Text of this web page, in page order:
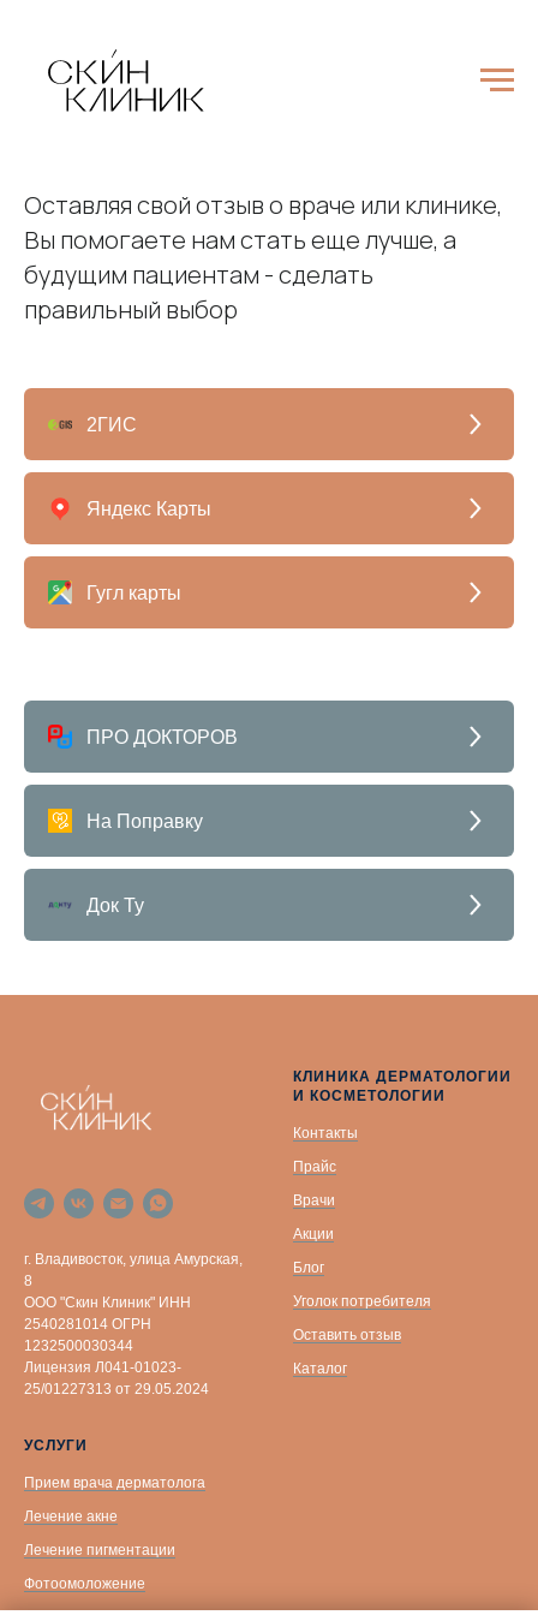
Оставляя свой отзыв о враче или клинике,
Вы помогаете нам стать еще лучше, а
будущим пациентам - сделать
правильный выбор
2ГИС
Яндекс Карты
Гугл карты
ПРО ДОКТОРОВ
На Поправку
Док Ту
г. Владивосток, улица Амурская,
8
ООО "Скин Клиник" ИНН
2540281014 ОГРН
1232500030344
Лицензия Л041-01023-
25/01227313 от 29.05.2024
КЛИНИКА ДЕРМАТОЛОГИИ
И КОСМЕТОЛОГИИ
Контакты
Прайс
Врачи
Акции
Блог
Уголок потребителя
Оставить отзыв
Каталог
УСЛУГИ
Прием врача дерматолога
Лечение акне
Лечение пигментации
Фотоомоложение